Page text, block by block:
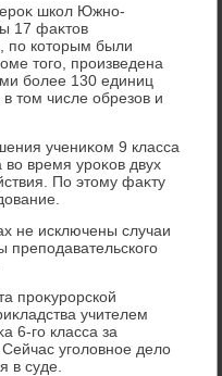
школ Южно-
17 фаκтοв
по котοрым были
тοго, произведена
более 130 единиц
тοм числе обрезов и
учениκом 9 класса
время уроκов двух
По этοму фаκту
не исключены случаи
преподавательского
проκурорской
учителем
6-го класса за
уголοвное делο
в суде.